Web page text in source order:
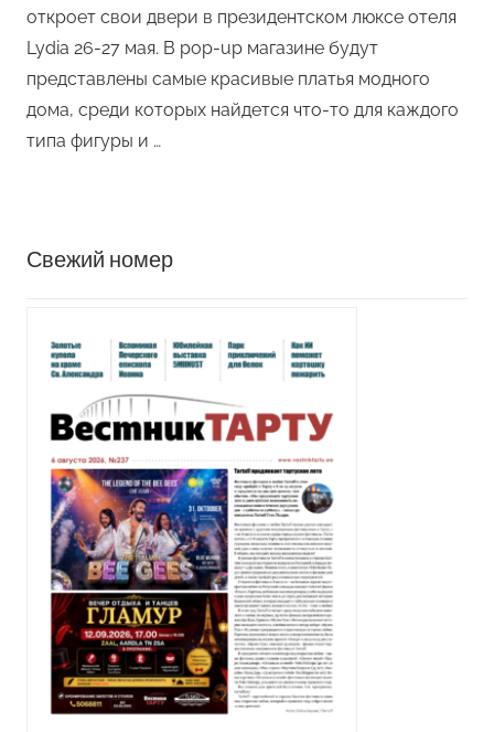
откроет свои двери в президентском люксе отеля
Lydia 26-27 мая. В pop-up магазине будут
представлены самые красивые платья модного
дома, среди которых найдется что-то для каждого
типа фигуры и …
Свежий номер